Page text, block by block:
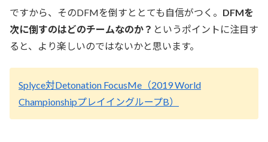
ですから、そのDFMを倒すととても自信がつく。 DFMを
次に倒すのはどのチームなのか？ というポイントに注目す
ると、より楽しいのではないかと思います。
Splyce対Detonation FocusMe（2019 World
ChampionshipプレイイングループB）